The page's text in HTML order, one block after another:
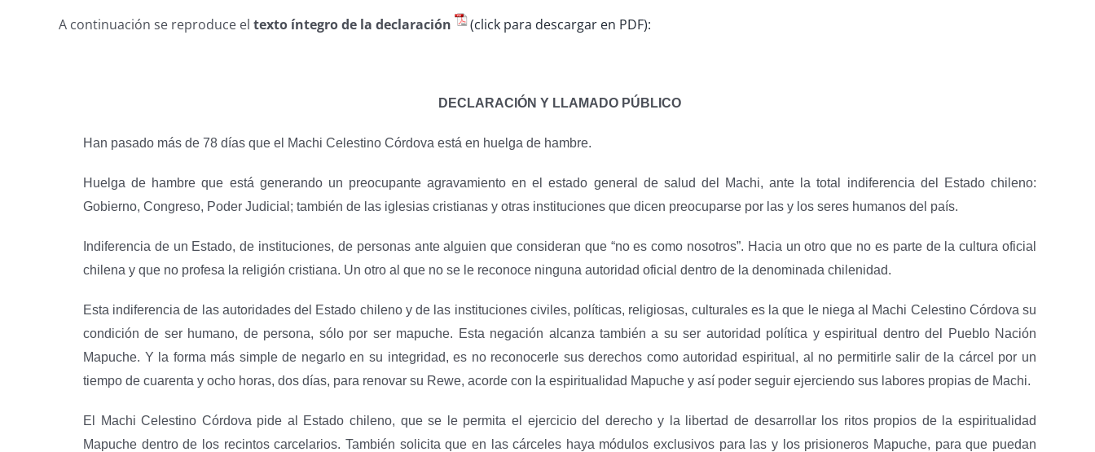
A continuación se reproduce el texto íntegro de la declaración (click para descargar en PDF):
DECLARACIÓN Y LLAMADO PÚBLICO
Han pasado más de 78 días que el Machi Celestino Córdova está en huelga de hambre.
Huelga de hambre que está generando un preocupante agravamiento en el estado general de salud del Machi, ante la total indiferencia del Estado chileno:
Gobierno, Congreso, Poder Judicial; también de las iglesias cristianas y otras instituciones que dicen preocuparse por las y los seres humanos del país.
Indiferencia de un Estado, de instituciones, de personas ante alguien que consideran que “no es como nosotros”. Hacia un otro que no es parte de la cultura oficial
chilena y que no profesa la religión cristiana. Un otro al que no se le reconoce ninguna autoridad oficial dentro de la denominada chilenidad.
Esta indiferencia de las autoridades del Estado chileno y de las instituciones civiles, políticas, religiosas, culturales es la que le niega al Machi Celestino Córdova su
condición de ser humano, de persona, sólo por ser mapuche. Esta negación alcanza también a su ser autoridad política y espiritual dentro del Pueblo Nación
Mapuche. Y la forma más simple de negarlo en su integridad, es no reconocerle sus derechos como autoridad espiritual, al no permitirle salir de la cárcel por un
tiempo de cuarenta y ocho horas, dos días, para renovar su Rewe, acorde con la espiritualidad Mapuche y así poder seguir ejerciendo sus labores propias de Machi.
El Machi Celestino Córdova pide al Estado chileno, que se le permita el ejercicio del derecho y la libertad de desarrollar los ritos propios de la espiritualidad
Mapuche dentro de los recintos carcelarios. También solicita que en las cárceles haya módulos exclusivos para las y los prisioneros Mapuche, para que puedan